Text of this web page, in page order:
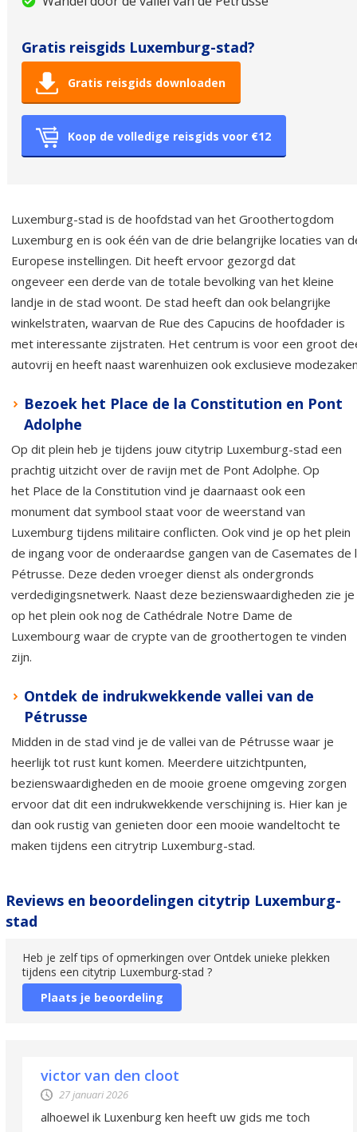
Gratis reisgids Luxemburg-stad?
Gratis reisgids downloaden
Koop de volledige reisgids voor €12
Luxemburg-stad is de hoofdstad van het Groothertogdom
Luxemburg en is ook één van de drie belangrijke locaties van
Europese instellingen. Dit heeft ervoor gezorgd dat
ongeveer een derde van de totale bevolking van het kleine
landje in de stad woont. De stad heeft dan ook belangrijke
winkelstraten, waarvan de Rue des Capucins de hoofdader is
met interessante zijstraten. Het centrum is voor een groot
autovrij en heeft naast warenhuizen ook exclusieve
Bezoek het Place de la Constitution en Pont
Adolphe
Op dit plein heb je tijdens jouw citytrip Luxemburg-stad een
prachtig uitzicht over de ravijn met de Pont Adolphe. Op
het Place de la Constitution vind je daarnaast ook een
monument dat symbool staat voor de weerstand van
Luxemburg tijdens militaire conflicten. Ook vind je op het plein
de ingang voor de onderaardse gangen van de Casemates de
Pétrusse. Deze deden vroeger dienst als ondergronds
verdedigingsnetwerk. Naast deze bezienswaardigheden zie je
op het plein ook nog de Cathédrale Notre Dame de
Luxembourg waar de crypte van de groothertogen te vinden
zijn.
Ontdek de indrukwekkende vallei van de
Pétrusse
Midden in de stad vind je de vallei van de Pétrusse waar je
heerlijk tot rust kunt komen. Meerdere uitzichtpunten,
bezienswaardigheden en de mooie groene omgeving zorgen
ervoor dat dit een indrukwekkende verschijning is. Hier kan je
dan ook rustig van genieten door een mooie wandeltocht te
maken tijdens een citrytrip Luxemburg-stad.
Reviews en beoordelingen citytrip Luxemburg-
stad
Heb je zelf tips of opmerkingen over Ontdek unieke plekken
tijdens een citytrip Luxemburg-stad ?
Plaats je beoordeling
victor van den cloot
27 januari 2026
alhoewel ik Luxenburg ken heeft uw gids me toch